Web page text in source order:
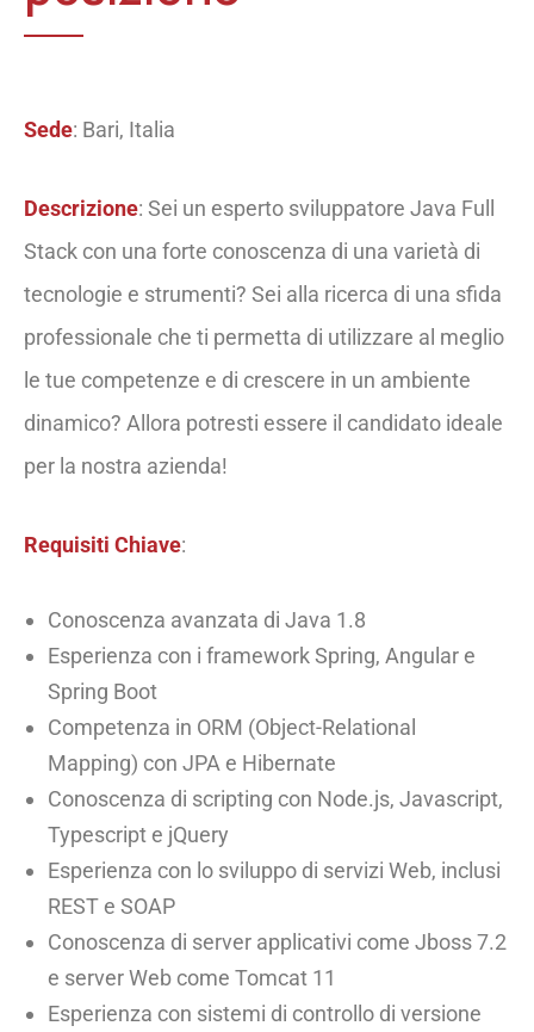
Sede: Bari, Italia
Descrizione: Sei un esperto sviluppatore Java Full
Stack con una forte conoscenza di una varietà di
tecnologie e strumenti? Sei alla ricerca di una sfida
professionale che ti permetta di utilizzare al meglio
le tue competenze e di crescere in un ambiente
dinamico? Allora potresti essere il candidato ideale
per la nostra azienda!
Requisiti Chiave:
Conoscenza avanzata di Java 1.8
Esperienza con i framework Spring, Angular e
Spring Boot
Competenza in ORM (Object-Relational
Mapping) con JPA e Hibernate
Conoscenza di scripting con Node.js, Javascript,
Typescript e jQuery
Esperienza con lo sviluppo di servizi Web, inclusi
REST e SOAP
Conoscenza di server applicativi come Jboss 7.2
e server Web come Tomcat 11
Esperienza con sistemi di controllo di versione